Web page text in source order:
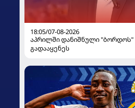
18:05/07-08-2026
აპრილში დანიშნული
გადააყენეს